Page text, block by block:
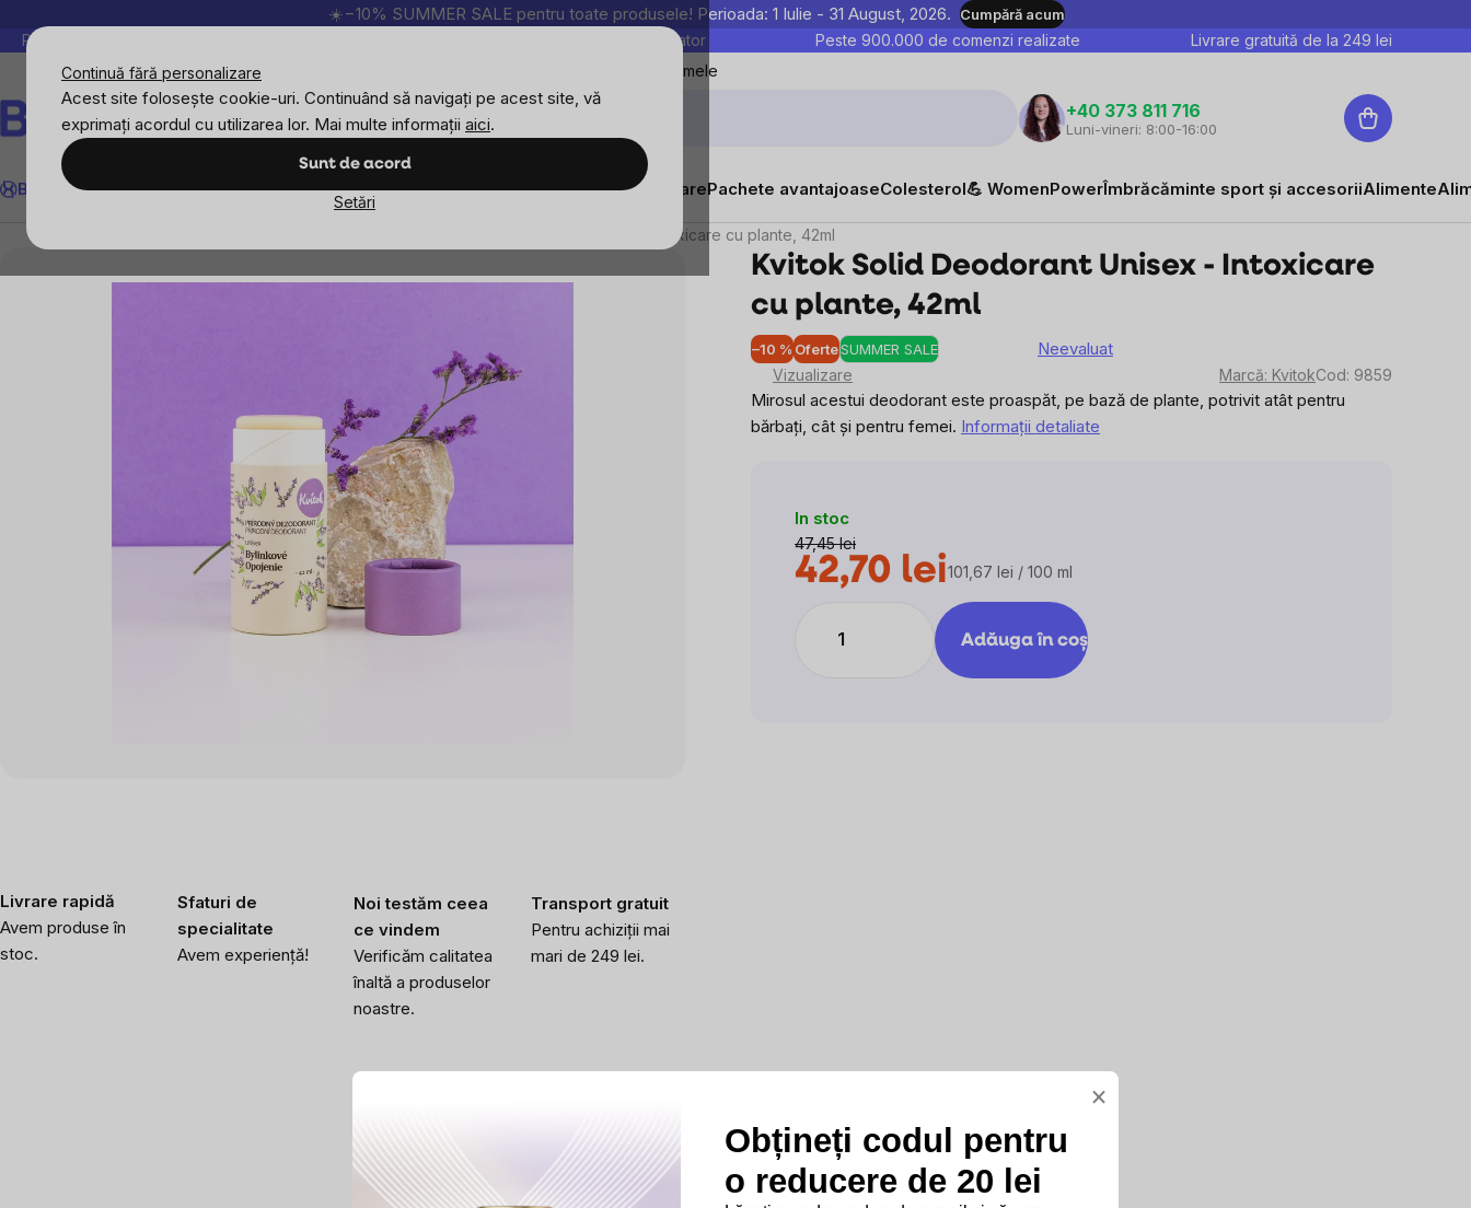
Continuă fără personalizare
Acest site folosește cookie-uri. Continuând să navigați pe acest site, vă
exprimați acordul cu utilizarea lor. Mai multe informații aici.
Sunt de acord
Setări
☀️−10% SUMMER SALE pentru toate produsele! Perioada: 1 Iulie - 31 August, 2026. Cumpără acum
Peste 200.000 de recenzii verificate Produsele noastre sunt testate în laborator Peste 900.000 de comenzi realizate Livrare gratuită de la 249 lei
Favoritele mele
Căutare
+40 373 811 716
Luni-vineri: 8:00-16:00
Coş
de
BrainMax
SportImunitateFemeiBărbațiCopiiObiectiveNoutățiSuplimente alimentarePachete avantajoaseColesterol💪 WomenPowerÎmbrăcăminte sport și accesoriiAlimente
Kvitok Solid Deodorant Unisex - Intoxicare cu plante, 42ml
Kvitok Solid Deodorant Unisex - Intoxicare
cu plante, 42ml
–10 % OferteSUMMER SALE
Evaluarea
a
produsului
stele.
Neevaluat
Livrare rapidă
Avem produse în
stoc.
Sfaturi de
specialitate
Avem experiență!
Noi testăm ceea
ce vindem
Verificăm calitatea
înaltă a produselor
noastre.
Transport gratuit
Pentru achiziții mai
mari de 249 lei.
Vizualizare Marcă: KvitokCod: 9859
Mirosul acestui deodorant este proaspăt, pe bază de plante, potrivit atât pentru
bărbați, cât și pentru femei. Informaţii detaliate
In stoc
47,45 lei
42,70 lei Evaluare
preţ:
101,67 lei / 100 ml
Adăuga în coş
×
Obțineți codul pentru
o reducere de 20 lei